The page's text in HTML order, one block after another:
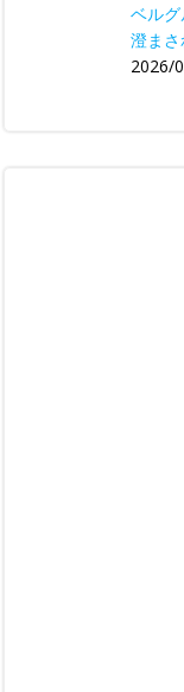
ベル
澄ま
2026/